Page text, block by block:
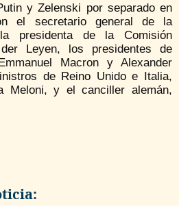
y Zelenski por separado en
el secretario general de la
presidenta de la Comisión
Leyen, los presidentes de
Macron y Alexander
de Reino Unido e Italia,
Meloni, y el canciller alemán,